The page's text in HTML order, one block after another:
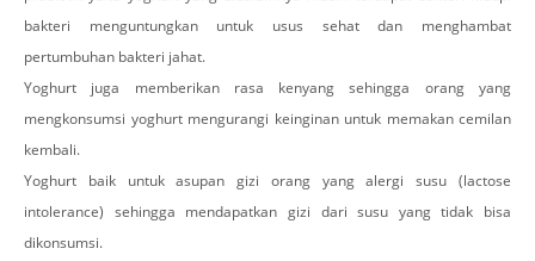
bakteri menguntungkan untuk usus sehat dan menghambat
pertumbuhan bakteri jahat.
Yoghurt juga memberikan rasa kenyang sehingga orang yang
mengkonsumsi yoghurt mengurangi keinginan untuk memakan cemilan
kembali.
Yoghurt baik untuk asupan gizi orang yang alergi susu (lactose
intolerance) sehingga mendapatkan gizi dari susu yang tidak bisa
dikonsumsi.